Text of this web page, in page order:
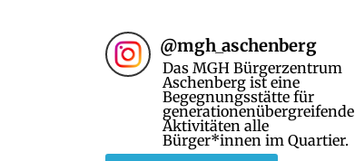
@mgh_aschenberg
Das MGH Bürgerzentrum
Aschenberg ist eine
Begegnungsstätte für
generationenübergreifende
Aktivitäten alle
Bürger*innen im Quartier.